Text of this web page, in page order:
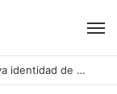
Albertz Parra Segovia Abogados: la nueva identidad de Segovia Consulting